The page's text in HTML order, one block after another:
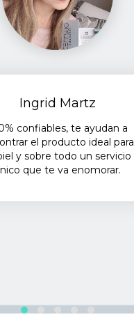
Ingrid Martz
confiables, te ayudan a
el producto ideal para
y sobre todo un servicio
que te va enomorar.